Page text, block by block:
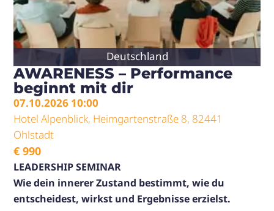
Deutschland
AWARENESS – Performance
beginnt mit dir
07.10.2026 10:00
Hotel Alpenblick, Heimgartenstraße 8, 82441
Ohlstadt
€990
LEADERSHIP SEMINAR
Wie dein innerer Zustand bestimmt, wie du
entscheidest, wirkst und Ergebnisse erzielst.